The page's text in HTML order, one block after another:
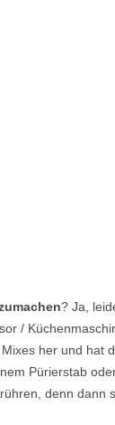
? Ja,
/
her und hat
Pürierstab
denn dann